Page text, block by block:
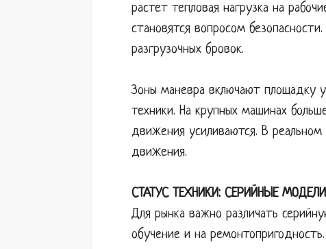
растет тепловая нагрузка на
становятся вопросом
разгрузочных бровок.
Зоны маневра включают площадку
техники. На крупных машинах
движения усиливаются. В
движения.
СТАТУС ТЕХНИКИ: СЕРИЙНЫЕ
Для рынка важно различать
обучение и на